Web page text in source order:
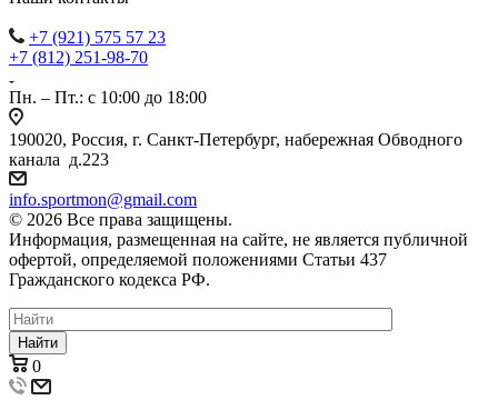
+7 (921) 575 57 23
+7 (812) 251-98-70
Пн. – Пт.: с 10:00 до 18:00
190020, Россия, г. Санкт-Петербург, набережная Обводного
канала д.223
info.sportmon@gmail.com
© 2026 Все права защищены.
Информация, размещенная на сайте, не является публичной
офертой, определяемой положениями Статьи 437
Гражданского кодекса РФ.
Найти
0